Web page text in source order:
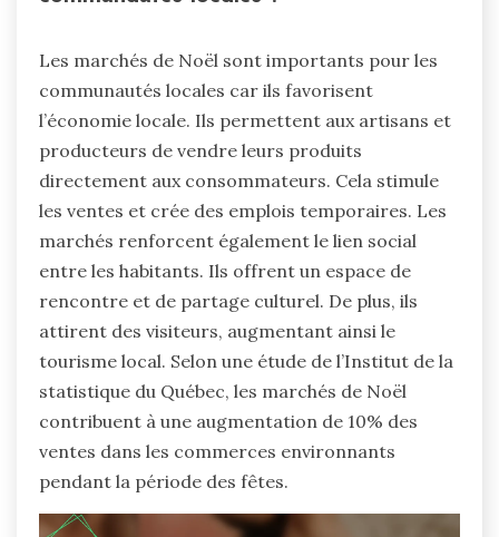
Les marchés de Noël sont importants pour les
communautés locales car ils favorisent
l’économie locale. Ils permettent aux artisans et
producteurs de vendre leurs produits
directement aux consommateurs. Cela stimule
les ventes et crée des emplois temporaires. Les
marchés renforcent également le lien social
entre les habitants. Ils offrent un espace de
rencontre et de partage culturel. De plus, ils
attirent des visiteurs, augmentant ainsi le
tourisme local. Selon une étude de l’Institut de la
statistique du Québec, les marchés de Noël
contribuent à une augmentation de 10% des
ventes dans les commerces environnants
pendant la période des fêtes.